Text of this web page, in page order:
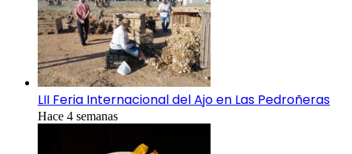
LII Feria Internacional del Ajo en Las Pedroñeras
Hace 4 semanas